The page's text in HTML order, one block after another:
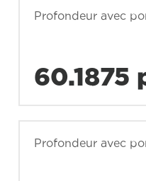
Profondeur avec
60.1875
Profondeur avec